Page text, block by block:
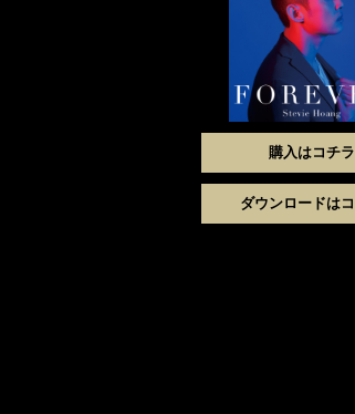
購入はコチラ
ダウンロードは